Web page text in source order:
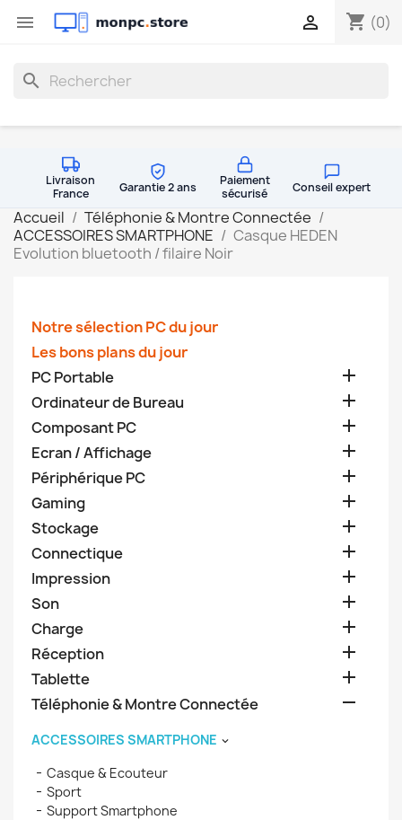
 shopping_cart (0)

search
Livraison
France
Garantie 2 ans
Paiement
sécurisé
Conseil expert
Accueil
Téléphonie & Montre Connectée
ACCESSOIRES SMARTPHONE
Casque HEDEN
Evolution bluetooth / filaire Noir
Notre sélection PC du jour
Les bons plans du jour
PC Portable

Ordinateur de Bureau 
Composant PC 
Ecran / Affichage 
Périphérique PC 
Gaming 
Stockage 
Connectique 
Impression 
Son 
Charge 
Réception 
Tablette 
Téléphonie & Montre Connectée 
ACCESSOIRES SMARTPHONE 
Casque & Ecouteur
Sport
Support Smartphone